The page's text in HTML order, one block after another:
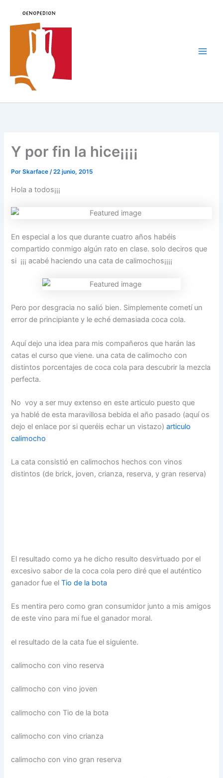
contenido
Y por fin la hice¡¡¡¡
PorSkarface/22 junio, 2015
Hola a todos¡¡¡
En especial a los que durante cuatro años habéis
compartido conmigo algún rato en clase. solo deciros que
si ¡¡¡ acabé haciendo una cata de calimochos¡¡¡¡
Pero por desgracia no salió bien. Simplemente cometí un
error de principiante y le eché demasiada coca cola.
Aquí dejo una idea para mis compañeros que harán las
catas el curso que viene. una cata de calimocho con
distintos porcentajes de coca cola para descubrir la mezcla
perfecta.
No voy a ser muy extenso en este articulo puesto que
ya hablé de esta maravillosa bebida el año pasado (aquí os
dejo el enlace por si queréis echar un vistazo) articulo
calimocho
La cata consistió en calimochos hechos con vinos
distintos (de brick, joven, crianza, reserva, y gran reserva)
El resultado como ya he dicho resulto desvirtuado por el
excesivo sabor de la coca cola pero diré que el auténtico
ganador fue elTio de la bota
Es mentira pero como gran consumidor junto a mis amigos
de este vino para mi fue el ganador moral.
el resultado de la cata fue el siguiente.
calimocho con vino reserva
calimocho con vino joven
calimocho con Tio de la bota
calimocho con vino crianza
calimocho con vino gran reserva